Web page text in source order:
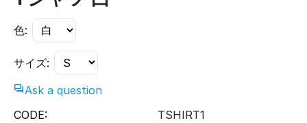
色:
サイズ:
Ask a question
CODE:
TSHIRT1